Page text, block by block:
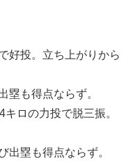
好投。立ち上がりから
塁も得点ならず。
キロの力投で脱三振。
出塁も得点ならず。